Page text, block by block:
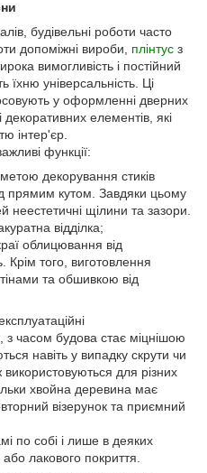
будівельні роботи часто
допоміжні вироби, плінтус з
вимогливість і постійний
їхню універсальність. Ці
у оформленні дверних
декоративних елементів, які
інтер'єр.
функції:
декорування стиків
прямим кутом. Завдяки цьому
неестетичні щілини та зазори.
відділка;
облицювання від
того, виготовлення
та обшивкою від
часом будова стає міцнішою
навіть у випадку скрути чи
використовуються для різних
хвойна деревина має
візерунок та приємний
по собі і лише в деяких
лакового покриття.